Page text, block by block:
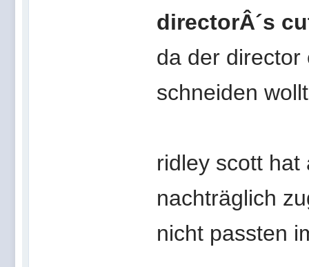
directorÂ´s
da der director
schneiden
ridley scott hat
nachträglich
nicht passten